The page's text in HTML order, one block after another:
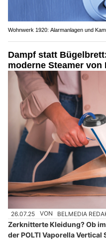
Wohnwerk 1920: Alarmanlagen und
Dampf statt
moderne Steamer von
26.07.25 VON BELMEDIA
Zerknitterte Kleidung? Ob
der POLTI Vaporella